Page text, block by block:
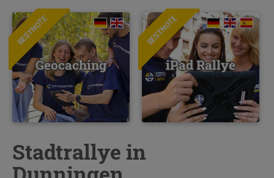
BESTNOTE
Geocaching
BESTNOTE
iPad Rallye
Stadtrallye in